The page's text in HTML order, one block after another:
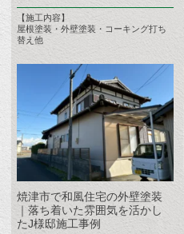
【施工内容】
屋根塗装・外壁塗装・コーキング打ち
替え他
焼津市で和風住宅の外壁塗装
｜落ち着いた雰囲気を活かし
たJ様邸施工事例